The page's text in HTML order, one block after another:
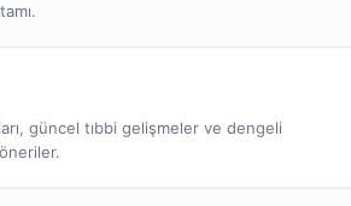
güncel tıbbi gelişmeler ve dengeli